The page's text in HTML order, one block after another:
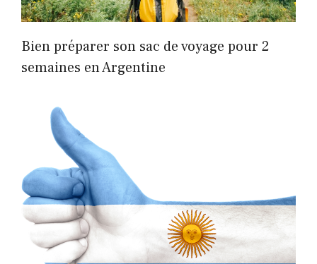
Bien préparer son sac de voyage pour 2
semaines en Argentine